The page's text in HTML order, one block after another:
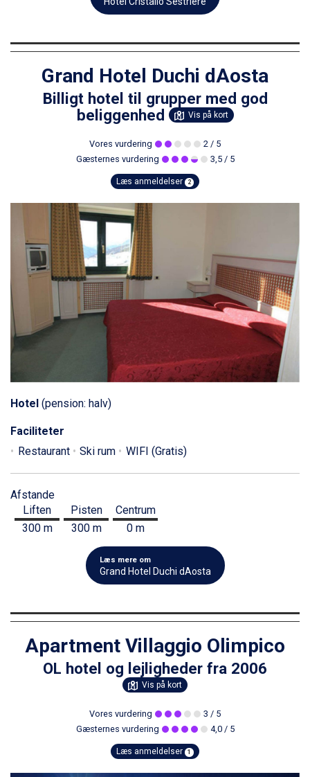
Grand Hotel Duchi dAosta
Billigt hotel til grupper med god
beliggenhed
Vis på kort
Vores vurdering 2 / 5
Gæsternes vurdering
3,5/ 5
Læs anmeldelser 2
Hotel (pension: halv)
Faciliteter
Restaurant
Ski rum WIFI (Gratis)
Afstande
Liften
300 m
Pisten
300 m
Centrum
0 m
Læs mere om
Grand Hotel Duchi dAosta
Apartment Villaggio Olimpico
OL hotel og lejligheder fra 2006
Vis på kort
Vores vurdering 3 / 5
Gæsternes vurdering
4,0/ 5
Læs anmeldelser 1